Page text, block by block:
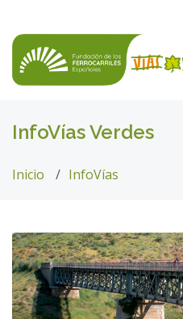
InfoVías Verdes
Inicio InfoVías